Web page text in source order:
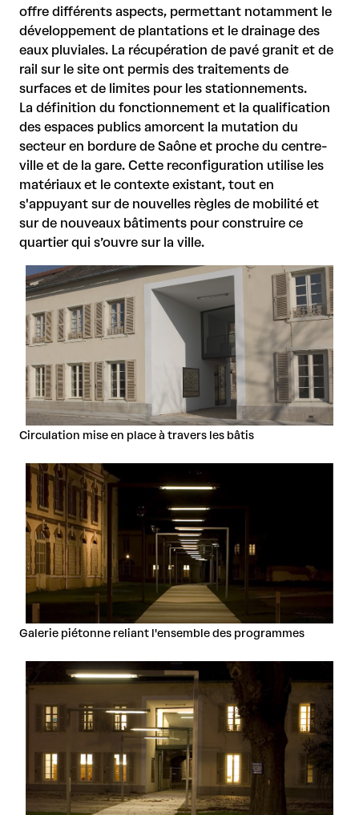
offre différents aspects, permettant notamment le
développement de plantations et le drainage des
eaux pluviales. La récupération de pavé granit et de
rail sur le site ont permis des traitements de
surfaces et de limites pour les stationnements.
La définition du fonctionnement et la qualification
des espaces publics amorcent la mutation du
secteur en bordure de Saône et proche du centre-
ville et de la gare. Cette reconfiguration utilise les
matériaux et le contexte existant, tout en
s'appuyant sur de nouvelles règles de mobilité et
sur de nouveaux bâtiments pour construire ce
quartier qui s’ouvre sur la ville.
Circulation mise en place à travers les bâtis
Galerie piétonne reliant l'ensemble des programmes